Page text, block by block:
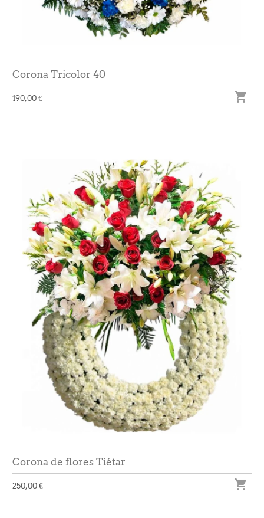
Corona Tricolor 40
190,00 € 
Corona de flores Tiétar
250,00 € 